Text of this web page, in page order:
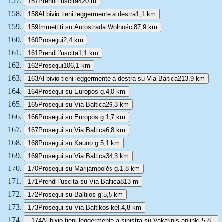
158Al bivio tieni leggermente a destra1,1 km
159Immettiti su Autostrada Wolności87,9 km
160Prosegui2,4 km
161 Prendi l'uscita1,1 km
162Prosegui106,1 km
163Al bivio tieni leggermente a destra su Via Baltica213,9 km
164Prosegui su Europos g. 4,0 km
165Prosegui su Via Baltica26,3 km
166Prosegui su Europos g. 1,7 km
167Prosegui su Via Baltica6,8 km
168Prosegui su Kauno g. 5,1 km
169Prosegui su Via Baltica34,3 km
170Prosegui su Marijampolės g. 1,8 km
171 Prendi l'uscita su Via Baltica813 m
172Prosegui su Baltijos g. 5,5 km
173Prosegui su Via Baltikos kel. 4,8 km
174Al bivio tieni leggermente a sinistra su Vakarinis aplinkl. 5,8